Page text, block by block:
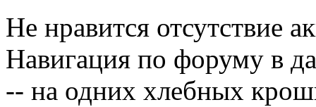
Не нравится отсутствие
Навигация по форуму в
-- на одних хлебных